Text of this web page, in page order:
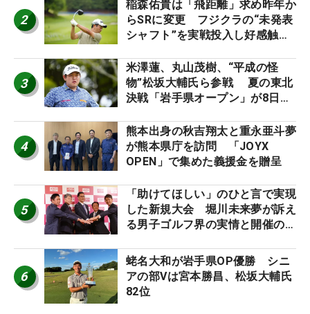
2
稲森佑貴は「飛距離」求め昨年か
らSRに変更 フジクラの“未発表
シャフト”を実戦投入し好感触
ーのヒトネタ！】
3
米澤蓮、丸山茂樹、“平成の怪
物”松坂大輔氏ら参戦 夏の東北
決戦「岩手県オープン」が8日開
4
熊本出身の秋吉翔太と重永亜斗夢
が熊本県庁を訪問 「JOYX
OPEN」で集めた義援金を贈呈
5
「助けてほしい」のひと言で実現
した新規大会 堀川未来夢が訴え
る男子ゴルフ界の実情と開催の舞
6
蛯名大和が岩手県OP優勝 シニ
アの部Vは宮本勝昌、松坂大輔氏
82位